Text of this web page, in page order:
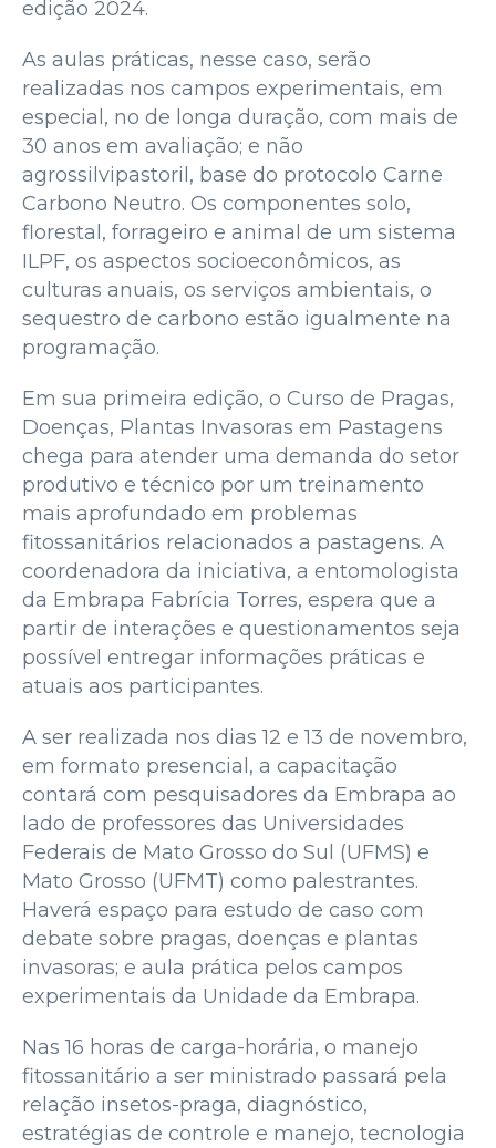
edição 2024.
As aulas práticas, nesse caso, serão
realizadas nos campos experimentais, em
especial, no de longa duração, com mais de
30 anos em avaliação; e não
agrossilvipastoril, base do protocolo Carne
Carbono Neutro. Os componentes solo,
florestal, forrageiro e animal de um sistema
ILPF, os aspectos socioeconômicos, as
culturas anuais, os serviços ambientais, o
sequestro de carbono estão igualmente na
programação.
Em sua primeira edição, o Curso de Pragas,
Doenças, Plantas Invasoras em Pastagens
chega para atender uma demanda do setor
produtivo e técnico por um treinamento
mais aprofundado em problemas
fitossanitários relacionados a pastagens. A
coordenadora da iniciativa, a entomologista
da Embrapa Fabrícia Torres, espera que a
partir de interações e questionamentos seja
possível entregar informações práticas e
atuais aos participantes.
A ser realizada nos dias 12 e 13 de novembro,
em formato presencial, a capacitação
contará com pesquisadores da Embrapa ao
lado de professores das Universidades
Federais de Mato Grosso do Sul (UFMS) e
Mato Grosso (UFMT) como palestrantes.
Haverá espaço para estudo de caso com
debate sobre pragas, doenças e plantas
invasoras; e aula prática pelos campos
experimentais da Unidade da Embrapa.
Nas 16 horas de carga-horária, o manejo
fitossanitário a ser ministrado passará pela
relação insetos-praga, diagnóstico,
estratégias de controle e manejo, tecnologia